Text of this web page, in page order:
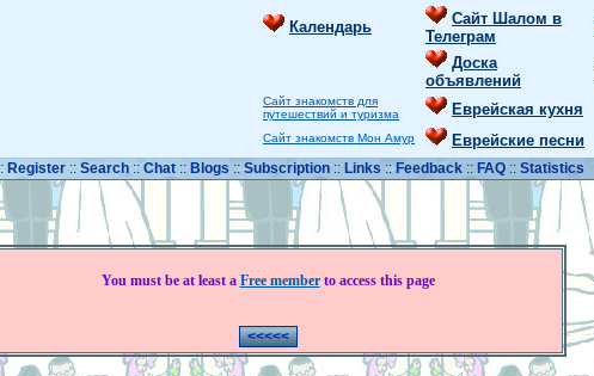
Календарь
Сайт Шалом в
Телеграм
Доска
объявлений
Сайт знакомств для
путешествий и туризма
Еврейская кухня
Сайт знакомств Мон Амур Еврейские песни
Register:: Search :: Chat :: Blogs :: Subscription :: Links :: Feedback:: FAQ :: Statistics
You must be at least a Free memberto access this page